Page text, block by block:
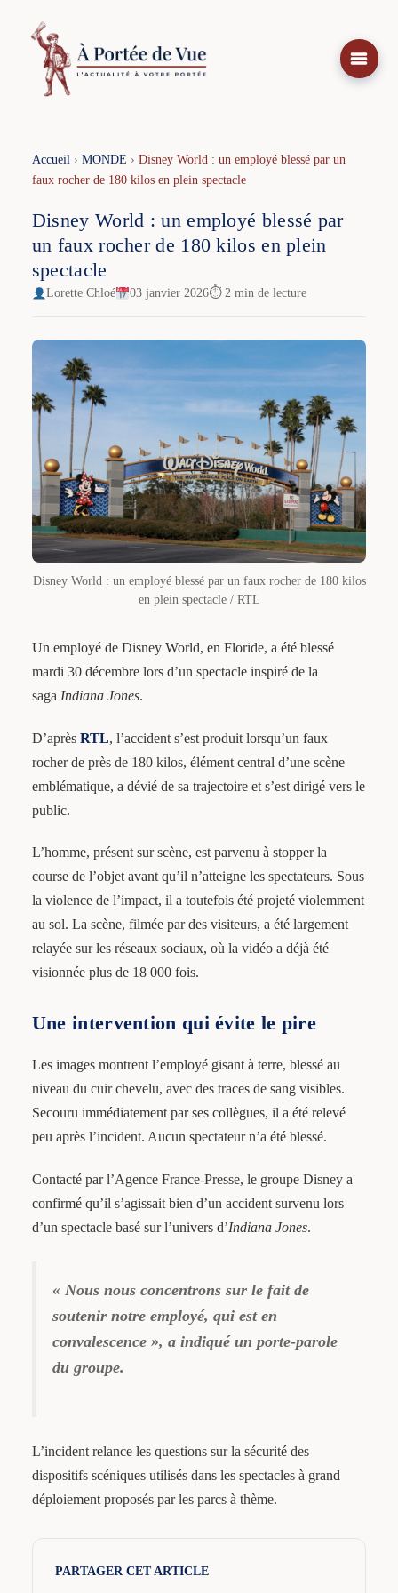
contenu
Accueil› MONDE › Disney World : un employé blessé par un
faux rocher de 180 kilos en plein spectacle
Disney World : un employé blessé par
un faux rocher de 180 kilos en plein
spectacle
Lorette Chloé 03 janvier 2026⏱ 2 min de lecture
Disney World : un employé blessé par un faux rocher de 180 kilos
en plein spectacle / RTL
Un employé de Disney World, en Floride, a été blessé
mardi 30 décembre lors d’un spectacle inspiré de la
saga Indiana Jones.
D’après RTL, l’accident s’est produit lorsqu’un faux
rocher de près de 180 kilos, élément central d’une scène
emblématique, a dévié de sa trajectoire et s’est dirigé vers le
public.
L’homme, présent sur scène, est parvenu à stopper la
course de l’objet avant qu’il n’atteigne les spectateurs. Sous
la violence de l’impact, il a toutefois été projeté violemment
au sol. La scène, filmée par des visiteurs, a été largement
relayée sur les réseaux sociaux, où la vidéo a déjà été
visionnée plus de 18 000 fois.
Une intervention qui évite le pire
Les images montrent l’employé gisant à terre, blessé au
niveau du cuir chevelu, avec des traces de sang visibles.
Secouru immédiatement par ses collègues, il a été relevé
peu après l’incident. Aucun spectateur n’a été blessé.
Contacté par l’Agence France-Presse, le groupe Disney a
confirmé qu’il s’agissait bien d’un accident survenu lors
d’un spectacle basé sur l’univers d’Indiana Jones.
« Nous nous concentrons sur le fait de
soutenir notre employé, qui est en
convalescence », a indiqué un porte-parole
du groupe.
L’incident relance les questions sur la sécurité des
dispositifs scéniques utilisés dans les spectacles à grand
déploiement proposés par les parcs à thème.
PARTAGER CET ARTICLE